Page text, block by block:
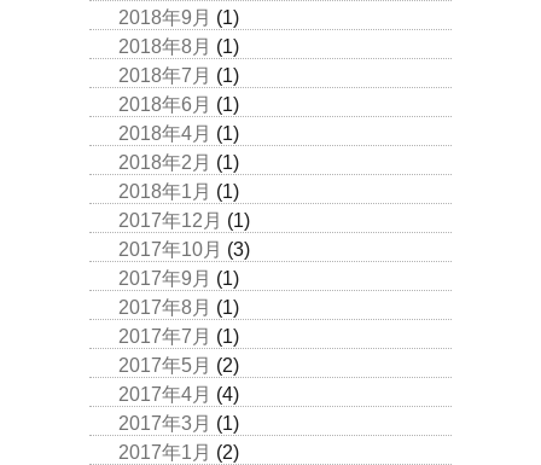
2018年9月 (1)
2018年8月 (1)
2018年7月 (1)
2018年6月 (1)
2018年4月 (1)
2018年2月 (1)
2018年1月 (1)
2017年12月 (1)
2017年10月 (3)
2017年9月 (1)
2017年8月 (1)
2017年7月 (1)
2017年5月 (2)
2017年4月 (4)
2017年3月 (1)
2017年1月 (2)